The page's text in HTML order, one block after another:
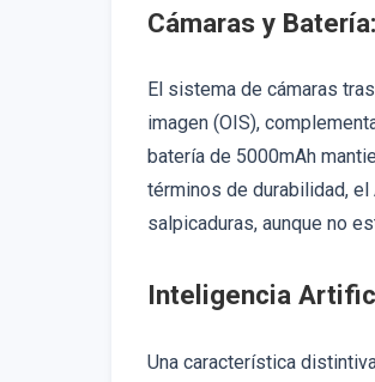
Cámaras y
El sistema de cámaras
imagen (OIS),
batería de 5000mAh
términos de durabilidad,
salpicaduras, aunque no
Inteligencia
Una característica